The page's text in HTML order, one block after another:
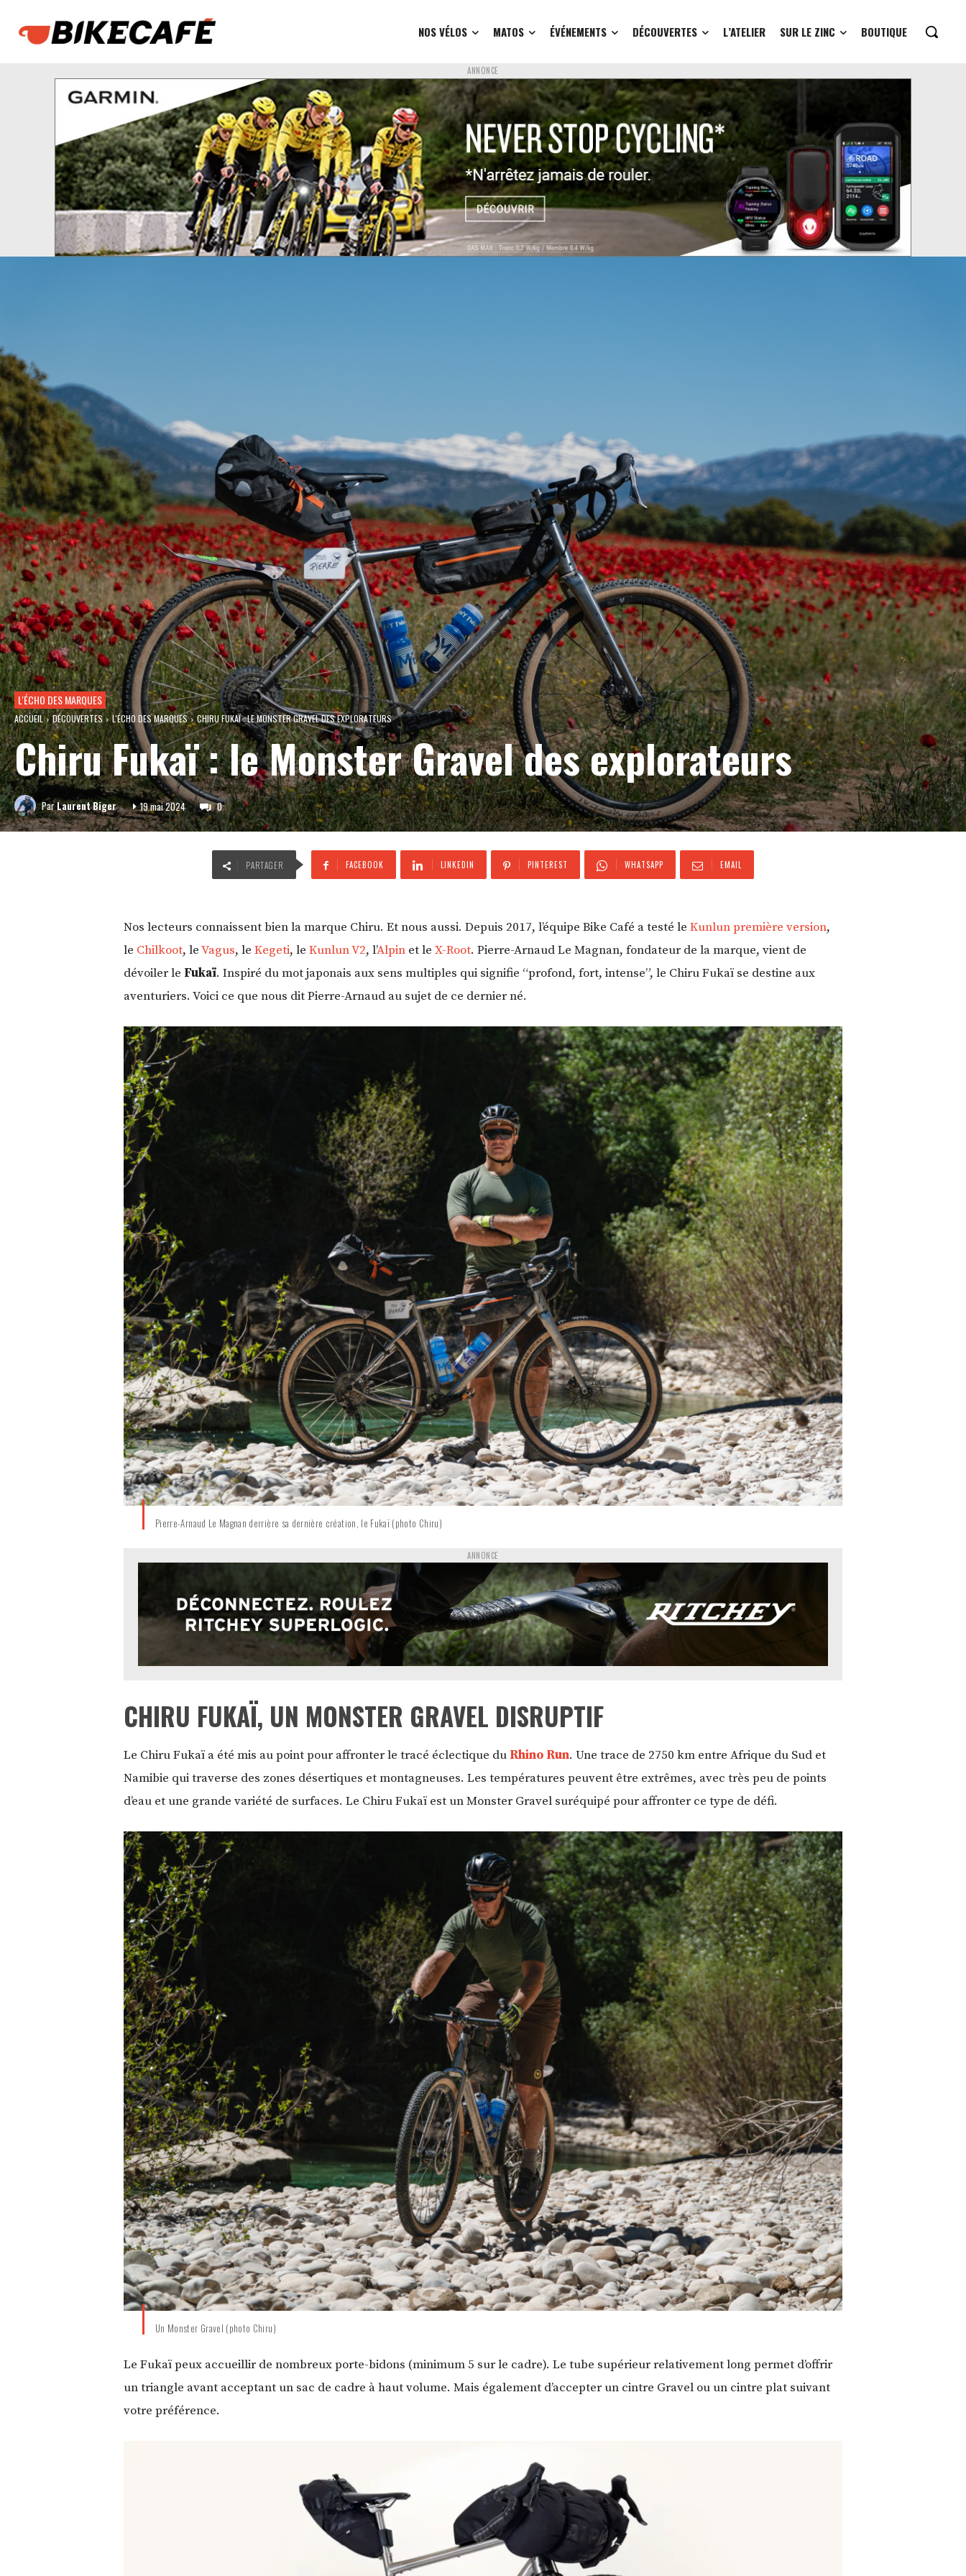
NOS VÉLOS MATOS ÉVÉNEMENTS DÉCOUVERTES L’ATELIER SUR LE ZINC BOUTIQUE
ANNONCE
L'ÉCHO DES MARQUES
ACCUEIL DÉCOUVERTES L'ÉCHO DES MARQUES CHIRU FUKAÏ : LE MONSTER GRAVEL DES EXPLORATEURS
Chiru Fukaï : le Monster Gravel des explorateurs
ParLaurent Biger 19 mai 2024 0
PARTAGER FACEBOOK LINKEDIN PINTEREST WHATSAPP EMAIL
Nos lecteurs connaissent bien la marque Chiru. Et nous aussi. Depuis 2017, l’équipe Bike Café a testé le Kunlun première version,
le Chilkoot, leVagus, le Kegeti, le Kunlun V2, l’Alpin et le X-Root. Pierre-Arnaud Le Magnan, fondateur de la marque, vient de
dévoiler le Fukaï. Inspiré du mot japonais aux sens multiples qui signifie “profond, fort, intense”, le Chiru Fukaï se destine aux
aventuriers. Voici ce que nous dit Pierre-Arnaud au sujet de ce dernier né.
Pierre-Arnaud Le Magnan derrière sa dernière création, le Fukaï (photo Chiru)
ANNONCE
CHIRU FUKAÏ, UN MONSTER GRAVEL DISRUPTIF
Le Chiru Fukaï a été mis au point pour affronter le tracé éclectique du Rhino Run. Une trace de 2750 km entre Afrique du Sud et
Namibie qui traverse des zones désertiques et montagneuses. Les températures peuvent être extrêmes, avec très peu de points
d’eau et une grande variété de surfaces. Le Chiru Fukaï est un Monster Gravel suréquipé pour affronter ce type de défi.
Un Monster Gravel (photo Chiru)
Le Fukaïpeux accueillir de nombreux porte-bidons (minimum 5 sur le cadre). Le tube supérieur relativement long permet d’offrir
un triangle avant acceptant un sac de cadre à haut volume. Mais également d’accepter un cintre Gravel ou un cintre plat suivant
votre préférence.